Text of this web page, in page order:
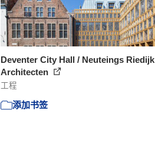
Deventer City Hall / Neuteings Riedijk
Architecten
工程
添加书签